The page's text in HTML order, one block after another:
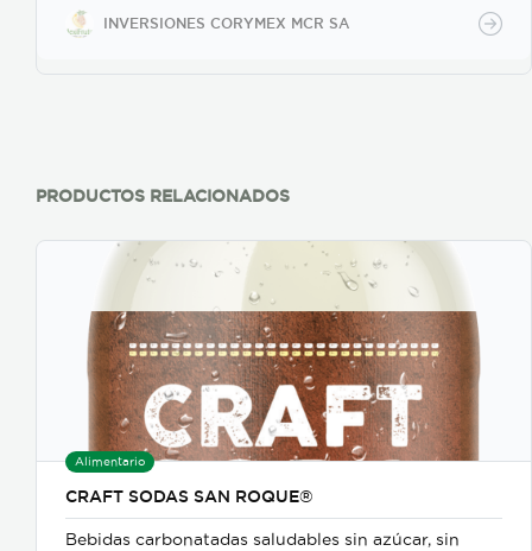
asépticamente. Se garantiza que cada lote
procesado se fabricará sin OGM, de acuerdo con los
1830/2003.
INVERSIONES CORYMEX MCR SA
PRODUCTOS RELACIONADOS
Alimentario
CRAFT SODAS SAN ROQUE®
Bebidas carbonatadas saludables sin azúcar, sin